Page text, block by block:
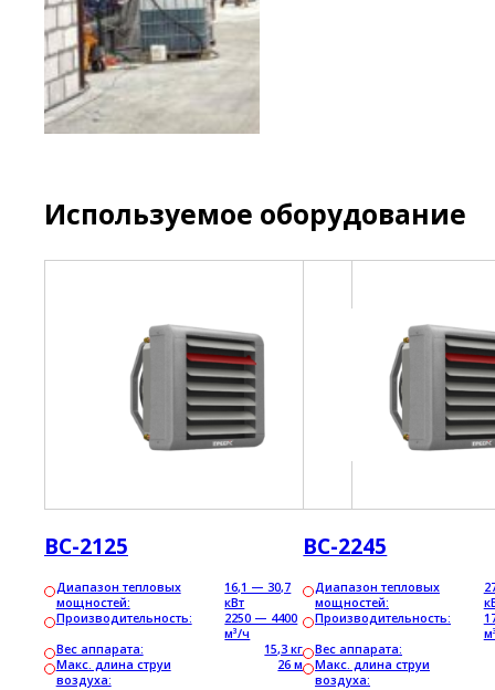
Используемое оборудование
ВС-2125
Диапазон тепловых
мощностей:
16,1 — 30,7
кВт
Производительность:
2250 — 4400
м³/ч
Вес аппарата:
15,3 кг
Макс. длина струи
воздуха:
26 м
ВС-2245
Диапазон тепловых
мощностей:
Производительность:
Вес аппарата:
Макс. длина струи
воздуха: